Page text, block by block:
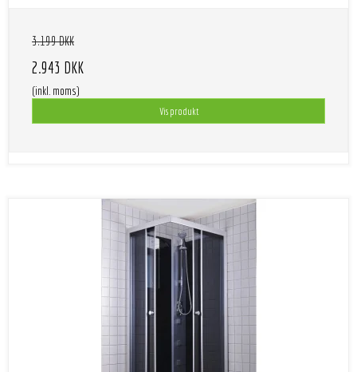
3.199 DKK
2.943 DKK
(inkl. moms)
Vis produkt